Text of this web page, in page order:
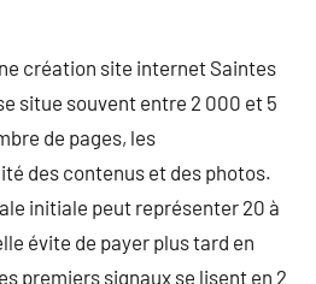
création site internet Saintes
situe souvent entre 2 000 et 5
de pages, les
des contenus et des photos.
initiale peut représenter 20 à
évite de payer plus tard en
premiers signaux se lisent en 2